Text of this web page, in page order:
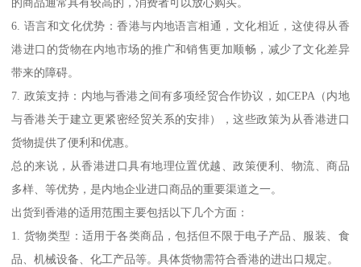
的商品通常具有较高的，消费者可以放心购买。
6. 语言和文化优势：香港与内地语言相通，文化相近，这使得从香
港进口的货物在内地市场的推广和销售更加顺畅，减少了文化差异
带来的障碍。
7. 政策支持：内地与香港之间有多项经贸合作协议，如CEPA（内地
与香港关于建立更紧密经贸关系的安排），这些政策为从香港进口
货物提供了便利和优惠。
总的来说，从香港进口具有地理位置优越、政策便利、物流、商品
多样、等优势，是内地企业进口商品的重要渠道之一。
出货到香港的适用范围主要包括以下几个方面：
1. 货物类型：适用于各类商品，包括但不限于电子产品、服装、食
品、机械设备、化工产品等。具体货物需符合香港的进出口规定。